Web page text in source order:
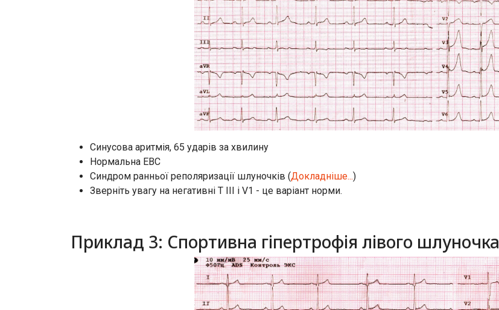
Синусова аритмія, 65 ударів за хвилину
Нормальна ЕВС
Синдром ранньої реполяризації шлуночків (Докладніше...)
Зверніть увагу на негативні Т III і V1 - це варіант норми.
Приклад 3: Спортивна гіпертрофія лівого шлуночка